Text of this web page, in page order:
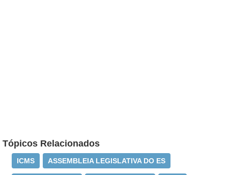
Tópicos Relacionados
ICMS ASSEMBLEIA LEGISLATIVA DO ES